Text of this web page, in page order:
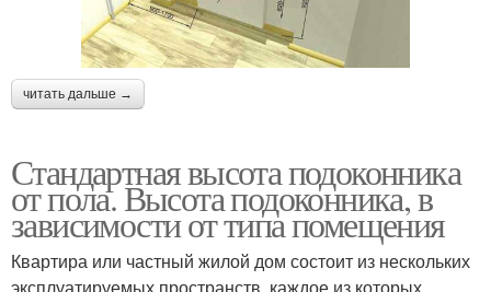
читать дальше →
Стандартная высота подоконника
от пола. Высота подоконника, в
зависимости от типа помещения
Квартира или частный жилой дом состоит из нескольких
эксплуатируемых пространств, каждое из которых